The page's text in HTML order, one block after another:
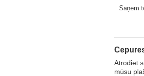
Flats
Saņem
Atrodiet
mūsu